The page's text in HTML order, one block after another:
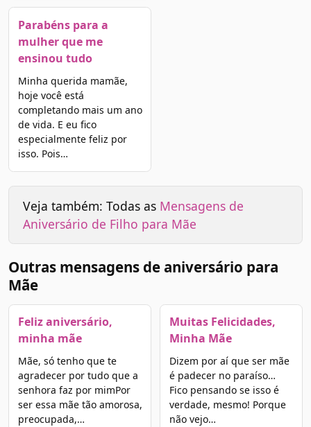
Parabéns para a
mulher que me
ensinou tudo
Minha querida mamãe,
hoje você está
completando mais um ano
de vida. E eu fico
especialmente feliz por
isso. Pois…
Veja também: Todas as Mensagens de
Aniversário de Filho para Mãe
Outras mensagens de aniversário para
Mãe
Feliz aniversário,
minha mãe
Mãe, só tenho que te
agradecer por tudo que a
senhora faz por mimPor
ser essa mãe tão amorosa,
preocupada,…
Muitas Felicidades,
Minha Mãe
Dizem por aí que ser mãe
é padecer no paraíso…
Fico pensando se isso é
verdade, mesmo! Porque
não vejo…